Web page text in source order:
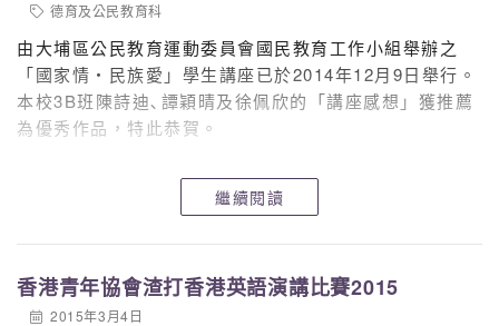
德育及公民教育科
由大埔區公民教育運動委員會國民教育工作小組舉辦之
「國家情‧民族愛」學生講座已於2014年12月9日舉行。
本校3B班陳詩迪､譚穎晴及徐佩欣的「講座感想」獲推薦
為優秀作品，特此恭賀。
繼續閱讀
香港青年協會渣打香港英語演講比賽2015
2015年3月4日